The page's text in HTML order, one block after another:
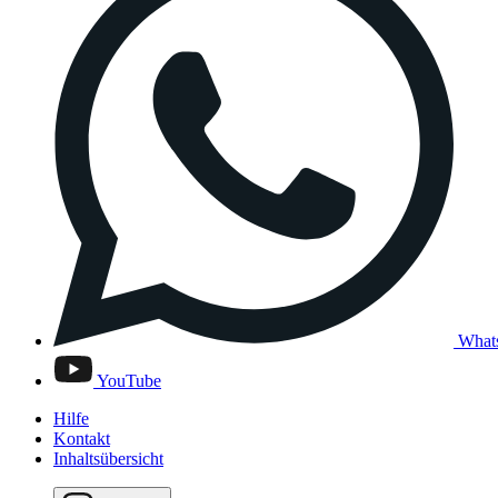
YouTube
Hilfe
Kontakt
Inhaltsübersicht